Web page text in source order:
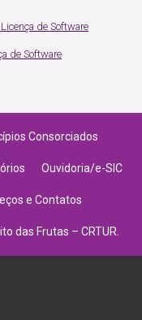
de Software
de Software
Consorciados
Ouvidoria/e-SIC
e Contatos
das Frutas – CRTUR.